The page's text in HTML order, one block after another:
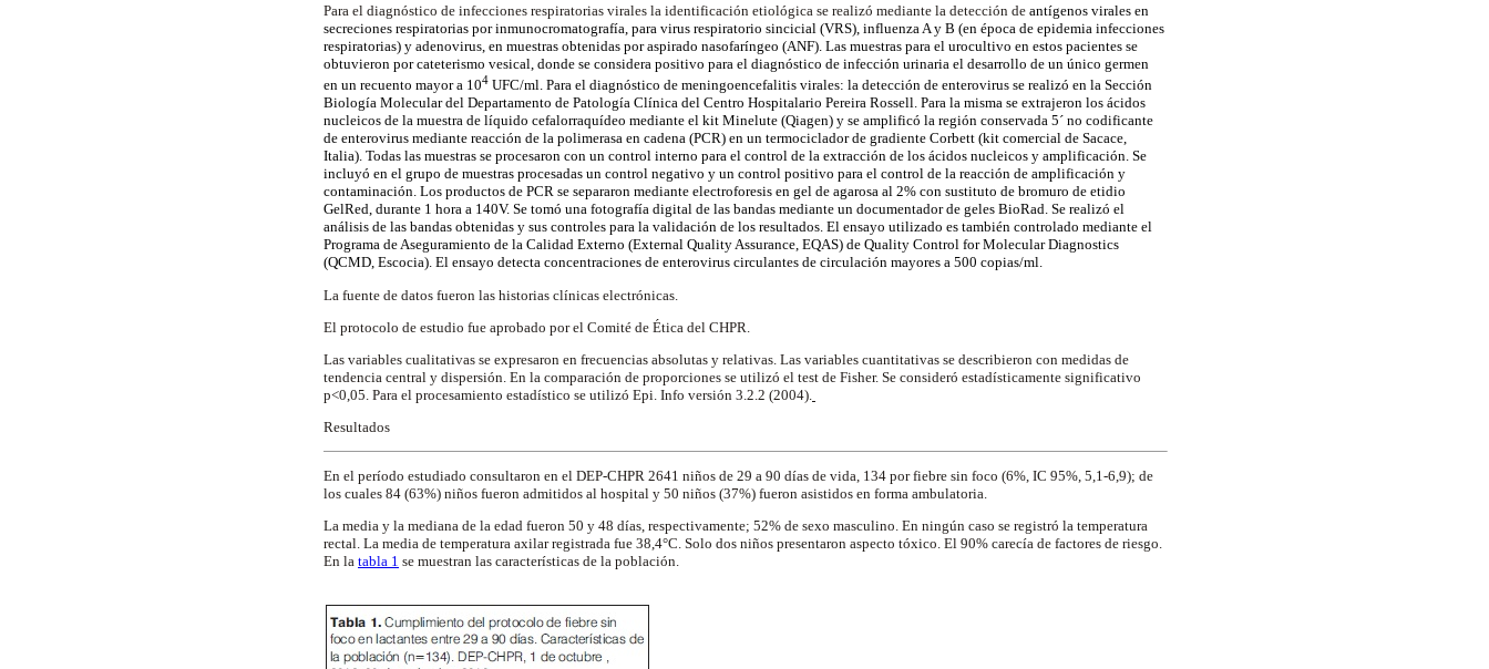
Para el diagnóstico de infecciones respiratorias virales la identificación etiológica se realizó mediante la detección de antígenos virales en
secreciones respiratorias por inmunocromatografía, para virus respiratorio sincicial (VRS), influenza A y B (en época de epidemia infecciones
respiratorias) y adenovirus, en muestras obtenidas por aspirado nasofaríngeo (ANF). Las muestras para el urocultivo en estos pacientes se
obtuvieron por cateterismo vesical, donde se considera positivo para el diagnóstico de infección urinaria el desarrollo de un único germen
en un recuento mayor a 104 UFC/ml. Para el diagnóstico de meningoencefalitis virales: la detección de enterovirus se realizó en la Sección
Biología Molecular del Departamento de Patología Clínica del Centro Hospitalario Pereira Rossell. Para la misma se extrajeron los ácidos
nucleicos de la muestra de líquido cefalorraquídeo mediante el kit Minelute (Qiagen) y se amplificó la región conservada 5´ no codificante
de enterovirus mediante reacción de la polimerasa en cadena (PCR) en un termociclador de gradiente Corbett (kit comercial de Sacace,
Italia). Todas las muestras se procesaron con un control interno para el control de la extracción de los ácidos nucleicos y amplificación. Se
incluyó en el grupo de muestras procesadas un control negativo y un control positivo para el control de la reacción de amplificación y
contaminación. Los productos de PCR se separaron mediante electroforesis en gel de agarosa al 2% con sustituto de bromuro de etidio
GelRed, durante 1 hora a 140V. Se tomó una fotografía digital de las bandas mediante un documentador de geles BioRad. Se realizó el
análisis de las bandas obtenidas y sus controles para la validación de los resultados. El ensayo utilizado es también controlado mediante el
Programa de Aseguramiento de la Calidad Externo (External Quality Assurance, EQAS) de Quality Control for Molecular Diagnostics
(QCMD, Escocia). El ensayo detecta concentraciones de enterovirus circulantes de circulación mayores a 500 copias/ml.
La fuente de datos fueron las historias clínicas electrónicas.
El protocolo de estudio fue aprobado por el Comité de Ética del CHPR.
Las variables cualitativas se expresaron en frecuencias absolutas y relativas. Las variables cuantitativas se describieron con medidas de
tendencia central y dispersión. En la comparación de proporciones se utilizó el test de Fisher. Se consideró estadísticamente significativo
p<0,05. Para el procesamiento estadístico se utilizó Epi. Info versión 3.2.2 (2004).
Resultados
En el período estudiado consultaron en el DEP-CHPR 2641 niños de 29 a 90 días de vida, 134 por fiebre sin foco (6%, IC 95%, 5,1-6,9); de
los cuales 84 (63%) niños fueron admitidos al hospital y 50 niños (37%) fueron asistidos en forma ambulatoria.
La media y la mediana de la edad fueron 50 y 48 días, respectivamente; 52% de sexo masculino. En ningún caso se registró la temperatura
rectal. La media de temperatura axilar registrada fue 38,4°C. Solo dos niños presentaron aspecto tóxico. El 90% carecía de factores de riesgo.
En la tabla 1 se muestran las características de la población.